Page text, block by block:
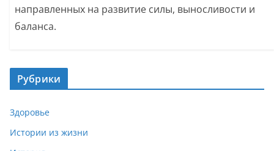
направленных на развитие силы, выносливости и
баланса.
Рубрики
Здоровье
Истории из жизни